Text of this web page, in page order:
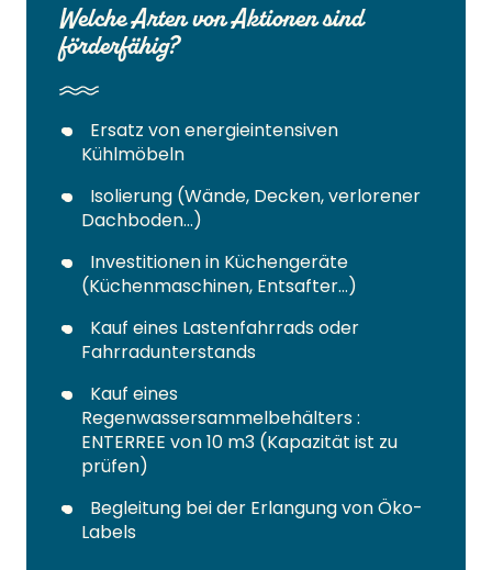
Welche Arten von Aktionen sind
förderfähig?
Ersatz von energieintensiven
Kühlmöbeln
Isolierung (Wände, Decken, verlorener
Dachboden…)
Investitionen in Küchengeräte
(Küchenmaschinen, Entsafter…)
Kauf eines Lastenfahrrads oder
Fahrradunterstands
Kauf eines
Regenwassersammelbehälters :
ENTERREE von 10 m3 (Kapazität ist zu
prüfen)
Begleitung bei der Erlangung von Öko-
Labels